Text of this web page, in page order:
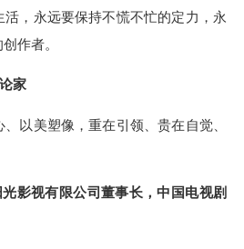
，永远要保持不慌不忙的定力，永
作者。
家
美塑像，重在引领、贵在自觉、
影视有限公司董事长，中国电视剧